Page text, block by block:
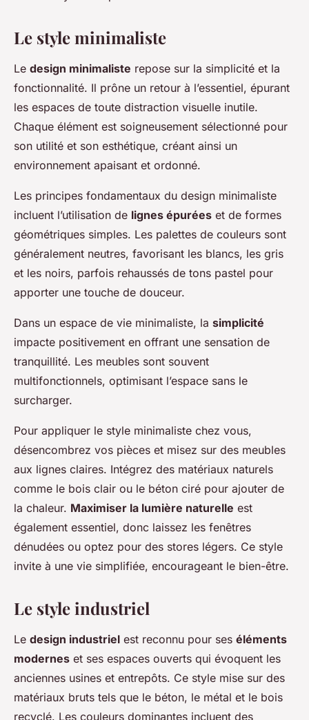
Le style minimaliste
Le design minimaliste repose sur la simplicité et la
fonctionnalité. Il prône un retour à l’essentiel, épurant
les espaces de toute distraction visuelle inutile.
Chaque élément est soigneusement sélectionné pour
son utilité et son esthétique, créant ainsi un
environnement apaisant et ordonné.
Les principes fondamentaux du design minimaliste
incluent l’utilisation de lignes épurées et de formes
géométriques simples. Les palettes de couleurs sont
généralement neutres, favorisant les blancs, les gris
et les noirs, parfois rehaussés de tons pastel pour
apporter une touche de douceur.
Dans un espace de vie minimaliste, la simplicité
impacte positivement en offrant une sensation de
tranquillité. Les meubles sont souvent
multifonctionnels, optimisant l’espace sans le
surcharger.
Pour appliquer le style minimaliste chez vous,
désencombrez vos pièces et misez sur des meubles
aux lignes claires. Intégrez des matériaux naturels
comme le bois clair ou le béton ciré pour ajouter de
la chaleur. Maximiser la lumière naturelle est
également essentiel, donc laissez les fenêtres
dénudées ou optez pour des stores légers. Ce style
invite à une vie simplifiée, encourageant le bien-être.
Le style industriel
Le design industriel est reconnu pour ses éléments
modernes et ses espaces ouverts qui évoquent les
anciennes usines et entrepôts. Ce style mise sur des
matériaux bruts tels que le béton, le métal et le bois
recyclé. Les couleurs dominantes incluent des